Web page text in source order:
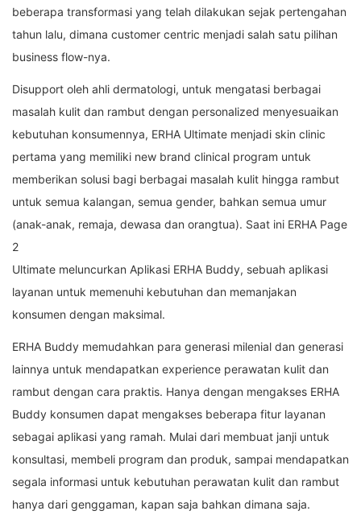
beberapa transformasi yang telah dilakukan sejak pertengahan
tahun lalu, dimana customer centric menjadi salah satu pilihan
business flow-nya.
Disupport oleh ahli dermatologi, untuk mengatasi berbagai
masalah kulit dan rambut dengan personalized menyesuaikan
kebutuhan konsumennya, ERHA Ultimate menjadi skin clinic
pertama yang memiliki new brand clinical program untuk
memberikan solusi bagi berbagai masalah kulit hingga rambut
untuk semua kalangan, semua gender, bahkan semua umur
(anak-anak, remaja, dewasa dan orangtua). Saat ini ERHA Page
2
Ultimate meluncurkan Aplikasi ERHA Buddy, sebuah aplikasi
layanan untuk memenuhi kebutuhan dan memanjakan
konsumen dengan maksimal.
ERHA Buddy memudahkan para generasi milenial dan generasi
lainnya untuk mendapatkan experience perawatan kulit dan
rambut dengan cara praktis. Hanya dengan mengakses ERHA
Buddy konsumen dapat mengakses beberapa fitur layanan
sebagai aplikasi yang ramah. Mulai dari membuat janji untuk
konsultasi, membeli program dan produk, sampai mendapatkan
segala informasi untuk kebutuhan perawatan kulit dan rambut
hanya dari genggaman, kapan saja bahkan dimana saja.